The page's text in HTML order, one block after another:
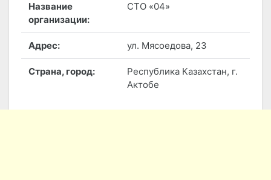
Название
организации:
СТО «04»
Адрес: ул. Мясоедова, 23
Страна, город:
Республика Казахстан, г.
Актобе